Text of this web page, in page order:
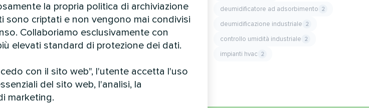
deumidificatore ad adsorbimento 2
deumidificazione industriale 2
controllo umidità industriale 2
impianti hvac 2
la propria politica di archiviazione
sono criptati e non vengono mai condivisi
Collaboriamo esclusivamente con
elevati standard di protezione dei dati.
con il sito web", l'utente accetta l'uso
del sito web, l'analisi, la
marketing.